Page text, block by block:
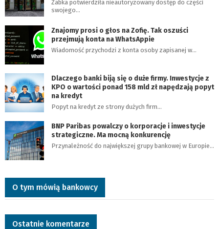
Żabka potwierdziła nieautoryzowany dostęp do części
swojego…
Znajomy prosi o głos na Zofię. Tak oszuści
przejmują konta na WhatsAppie
Wiadomość przychodzi z konta osoby zapisanej w…
Dlaczego banki biją się o duże firmy. Inwestycje z
KPO o wartości ponad 158 mld zł napędzają popyt
na kredyt
Popyt na kredyt ze strony dużych firm…
BNP Paribas powalczy o korporacje i inwestycje
strategiczne. Ma mocną konkurencję
Przynależność do największej grupy bankowej w Europie…
O tym mówią bankowcy
Ostatnie komentarze